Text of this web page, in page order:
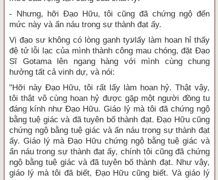
- Nhưng, hỡi Đạo Hữu, tôi cũng đã chứng ngộ đến
mức này và ẩn náu trong sự thành đạt ấy.
Vị đạo sư không có lòng ganh tyﬠlấy làm hoan hỉ thấy
đệ tử lỗi lạc của mình thành công mau chóng, đặt Đạo
Sĩ Gotama lên ngang hàng với mình cùng chung
hưởng tất cả vinh dự, và nói:
"Hỡi này Đạo Hữu, tôi rất lấy làm hoan hỷ. Thật vậy,
tôi thật vô cùng hoan hỷ được gặp một người đồng tu
đáng kính như Đạo Hữu. Giáo lý mà tôi đã chứng ngộ
bằng tuệ giác và đã tuyên bố thành đạt. Đạo Hữu cũng
chứng ngộ bằng tuệ giác và ẩn náu trong sự thành đạt
ấy. Giáo lý mà Đạo Hữu chứng ngộ bằng tuệ giác và
ẩn náu trong sự thành đạt ấy, chính tôi cũng đã chứng
ngộ bằng tuệ giác và đã tuyên bố thành đạt. Như vậy,
giáo lý mà tôi đã biết, Đạo Hữu cũng biết. Và giáo lý